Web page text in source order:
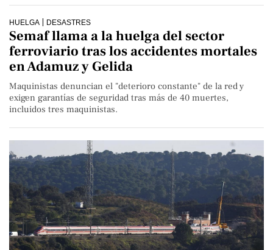
HUELGA DESASTRES
Semaf llama a la huelga del sector
ferroviario tras los accidentes mortales
en Adamuz y Gelida
Maquinistas denuncian el "deterioro constante" de la red y
exigen garantías de seguridad tras más de 40 muertes,
incluidos tres maquinistas.